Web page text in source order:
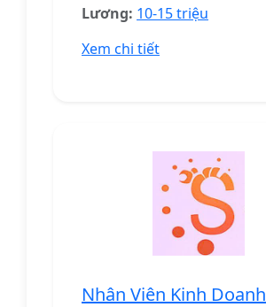
Lương: 10-15 triệu
Xem chi tiết
Nhân Viên Kinh Doanh